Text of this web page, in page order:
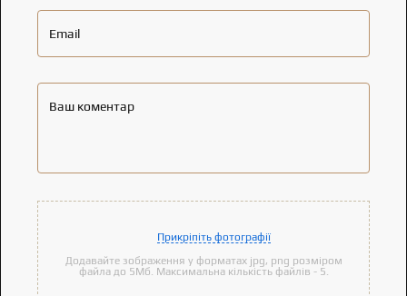
Email
Ваш коментар
Прикріпіть фотографії
Додавайте зображення у форматах jpg, png розміром
файла до 5Мб. Максимальна кількість файлів - 5.